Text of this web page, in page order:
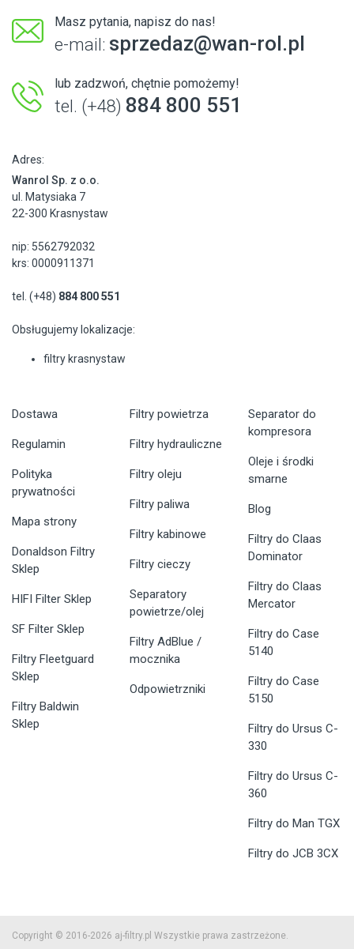
Masz pytania, napisz do nas!
e-mail: sprzedaz@wan-rol.pl
lub zadzwoń, chętnie pomożemy!
tel. (+48) 884 800 551
Adres:
Wanrol Sp. z o.o.
ul. Matysiaka 7
22-300 Krasnystaw
nip: 5562792032
krs: 0000911371
tel. (+48) 884 800 551
Obsługujemy lokalizacje:
filtry krasnystaw
Dostawa
Regulamin
Polityka
prywatności
Mapa strony
Donaldson Filtry
Sklep
HIFI Filter Sklep
SF Filter Sklep
Filtry Fleetguard
Sklep
Filtry Baldwin
Sklep
Filtry powietrza
Filtry hydrauliczne
Filtry oleju
Filtry paliwa
Filtry kabinowe
Filtry cieczy
Separatory
powietrze/olej
Filtry AdBlue /
mocznika
Odpowietrzniki
Separator do
kompresora
Oleje i środki
smarne
Blog
Filtry do Claas
Dominator
Filtry do Claas
Mercator
Filtry do Case
5140
Filtry do Case
5150
Filtry do Ursus C-
330
Filtry do Ursus C-
360
Filtry do Man TGX
Filtry do JCB 3CX
Copyright © 2016-2026 aj-filtry.pl Wszystkie prawa zastrzeżone.